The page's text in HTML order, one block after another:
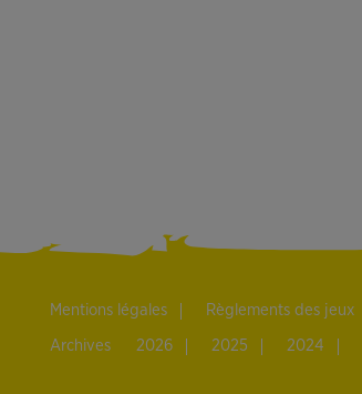
Mentions légales Règlements des jeux
Archives 2026 2025 2024